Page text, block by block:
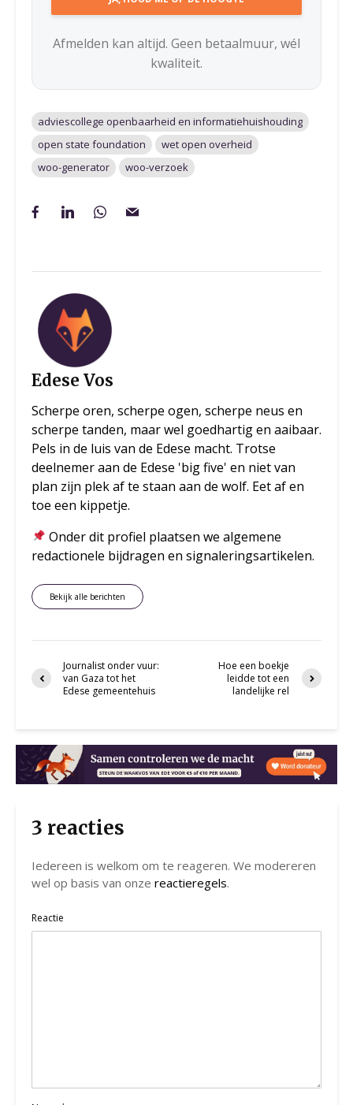
Afmelden kan altijd. Geen betaalmuur, wél
kwaliteit.
adviescollege openbaarheid en informatiehuishouding
open state foundation
wet open overheid
woo-generator
woo-verzoek
Edese Vos
Scherpe oren, scherpe ogen, scherpe neus en
scherpe tanden, maar wel goedhartig en aaibaar.
Pels in de luis van de Edese macht. Trotse
deelnemer aan de Edese 'big five' en niet van
plan zijn plek af te staan aan de wolf. Eet af en
toe een kippetje.
Onder dit profiel plaatsen we algemene
redactionele bijdragen en signaleringsartikelen.
Bekijk alle berichten
Journalist onder vuur:
van Gaza tot het
Edese gemeentehuis
Hoe een boekje
leidde tot een
landelijke rel
3 reacties
Iedereen is welkom om te reageren. We modereren
wel op basis van onze reactieregels.
Reactie